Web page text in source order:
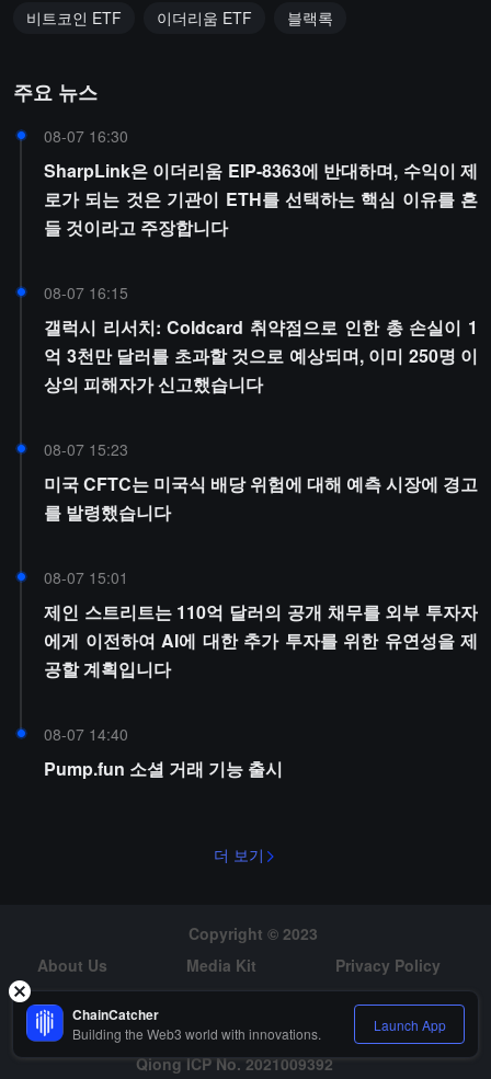
비트코인 ETF 이더리움 ETF 블랙록
주요 뉴스
08-07 16:30
SharpLink은 이더리움 EIP-8363에 반대하며, 수익이 제
로가 되는 것은 기관이 ETH를 선택하는 핵심 이유를 흔
들 것이라고 주장합니다
08-07 16:15
갤럭시 리서치: Coldcard 취약점으로 인한 총 손실이 1
억 3천만 달러를 초과할 것으로 예상되며, 이미 250명 이
상의 피해자가 신고했습니다
08-07 15:23
미국 CFTC는 미국식 배당 위험에 대해 예측 시장에 경고
를 발령했습니다
08-07 15:01
제인 스트리트는 110억 달러의 공개 채무를 외부 투자자
에게 이전하여 AI에 대한 추가 투자를 위한 유연성을 제
공할 계획입니다
08-07 14:40
Pump.fun 소셜 거래 기능 출시
더 보기
Copyright © 2023
About Us
Media Kit
Privacy Policy
Risk Warning
Hiring
Qiong ICP No. 2021009392
ChainCatcher
Building the Web3 world with innovations. Launch App